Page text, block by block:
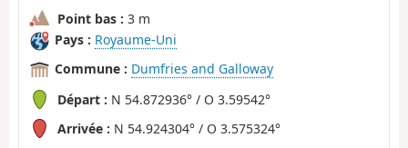
Point bas : 3 m
Pays : Royaume-Uni
Commune : Dumfries and Galloway
Départ : N 54.872936° / O 3.59542°
Arrivée : N 54.924304° / O 3.575324°